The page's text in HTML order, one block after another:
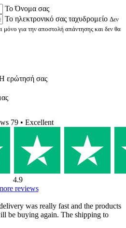
Το Όνομα σας
Το ηλεκτρονικό σας ταχυδρομείο Δεν
μόνο για την αποστολή απάντησης και δεν θα
ερώτησή σας
79 • Excellent
4.9
reviews
was really fast and the products
be buying again. The shipping to